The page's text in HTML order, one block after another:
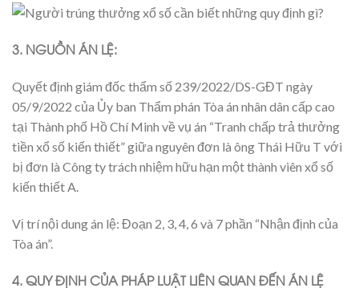
3. NGUỒN ÁN LỆ:
Quyết định giám đốc thẩm số 239/2022/DS-GĐT ngày
05/9/2022 của Ủy ban Thẩm phán Tòa án nhân dân cấp cao
tại Thành phố Hồ Chí Minh về vụ án “Tranh chấp trả thưởng
tiền xổ số kiến thiết” giữa nguyên đơn là ông Thái Hữu T với
bị đơn là Công ty trách nhiệm hữu hạn một thành viên xổ số
kiến thiết A.
Vị trí nội dung án lệ: Đoạn 2, 3, 4, 6 và 7 phần “Nhận định của
Tòa án”.
4. QUY ĐỊNH CỦA PHÁP LUẬT LIÊN QUAN ĐẾN ÁN LỆ